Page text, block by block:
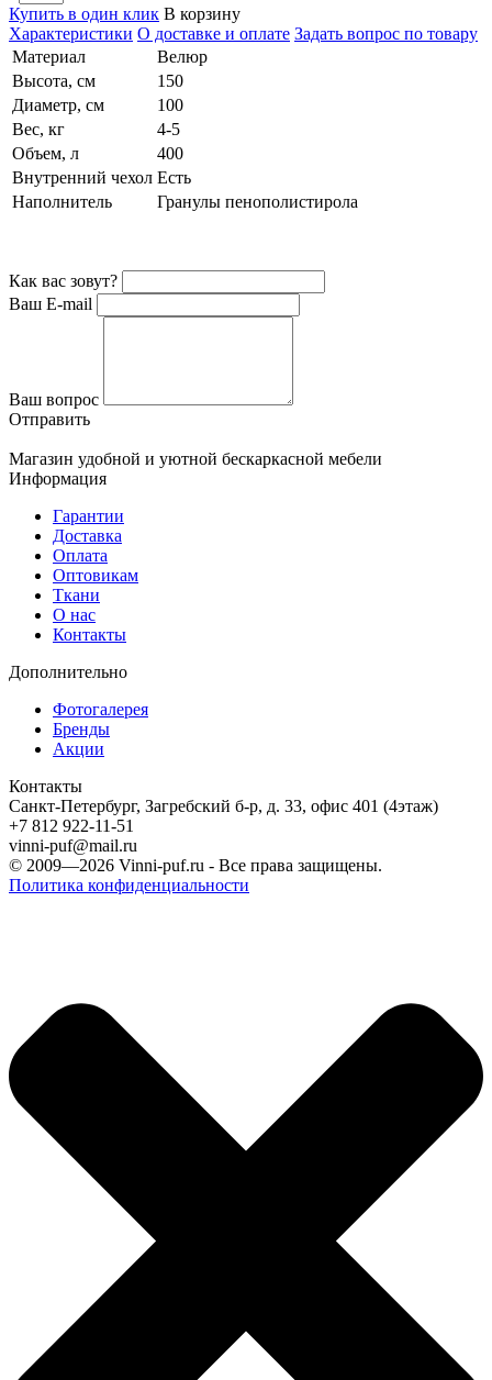
Купить в один клик В корзину
Характеристики О доставке и оплате Задать вопрос по товару
Материал
Велюр
Высота, см
150
Диаметр, см
100
Вес, кг
4-5
Объем, л
400
Внутренний чехол Есть
Наполнитель
Гранулы пенополистирола
Как вас зовут?
Ваш E-mail
Ваш вопрос
Отправить
Магазин удобной и уютной бескаркасной мебели
Информация
Гарантии
Доставка
Оплата
Оптовикам
Ткани
О нас
Контакты
Дополнительно
Фотогалерея
Бренды
Акции
Контакты
Санкт-Петербург, Загребский б-р, д. 33, офис 401 (4этаж)
+7 812 922-11-51
vinni-puf@mail.ru
© 2009—2026 Vinni-puf.ru - Все права защищены.
Политика конфиденциальности